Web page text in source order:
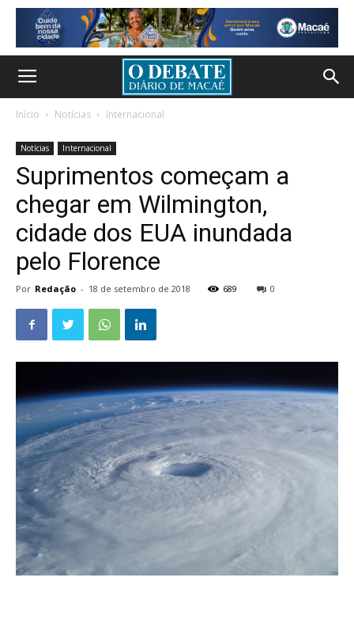
Início Notícias Internacional
Notícias Internacional
Suprimentos começam a
chegar em Wilmington,
cidade dos EUA inundada
pelo Florence
Por Redação - 18 de setembro de 2018 689 0